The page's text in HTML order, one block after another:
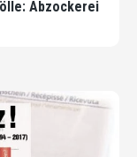
Abzockerei